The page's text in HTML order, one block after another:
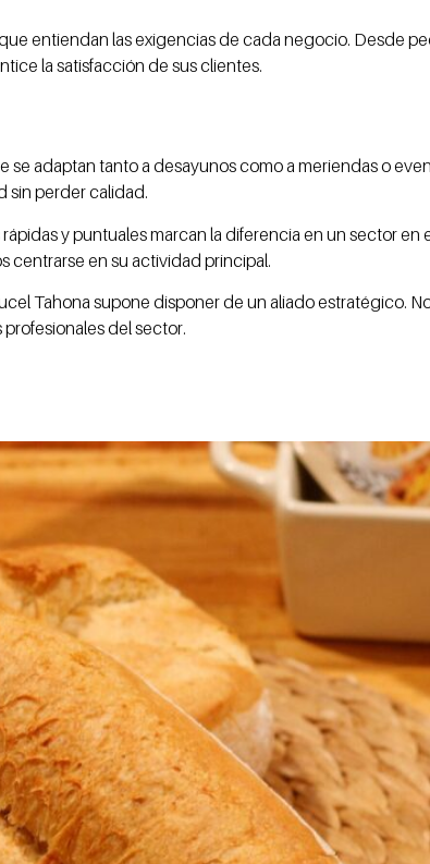
entiendan las exigencias de cada negocio. Desde
la satisfacción de sus clientes.
adaptan tanto a desayunos como a meriendas o
sin perder calidad.
y puntuales marcan la diferencia en un sector en
centrarse en su actividad principal.
Tahona supone disponer de un aliado estratégico.
del sector.